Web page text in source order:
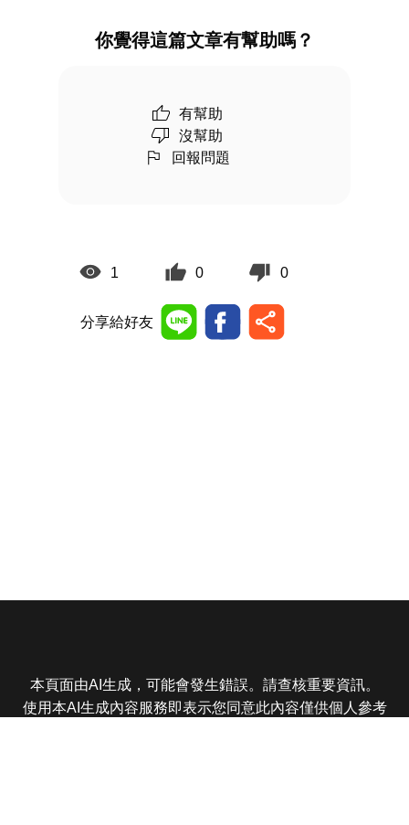
你覺得這篇文章有幫助嗎？
有幫助
沒幫助
回報問題
1 0 0
分享給好友
本頁面由AI生成，可能會發生錯誤。請查核重要資訊。
使用本AI生成內容服務即表示您同意此內容僅供個人參考